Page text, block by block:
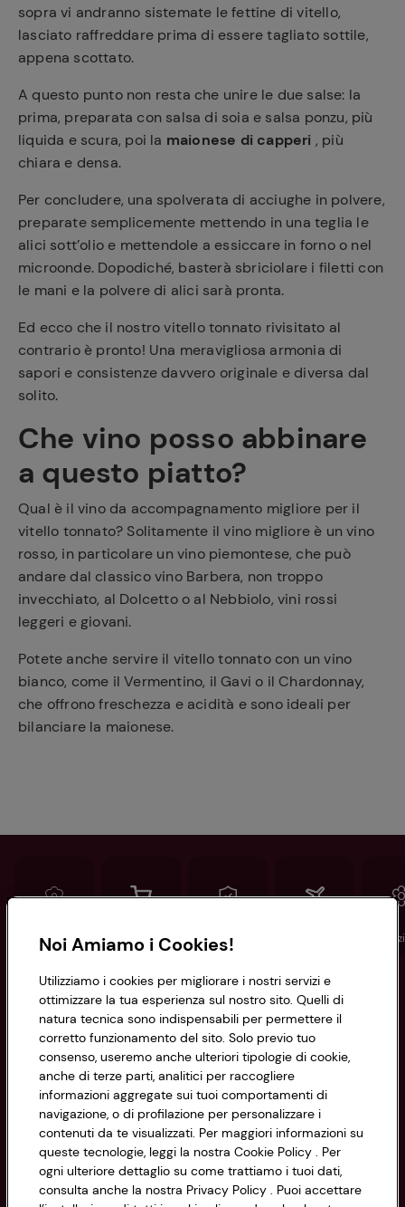
sopra vi andranno sistemate le fettine di vitello,
lasciato raffreddare prima di essere tagliato sottile,
appena scottato.
A questo punto non resta che unire le due salse: la
prima, preparata con salsa di soia e salsa ponzu, più
liquida e scura, poi la maionese di capperi , più
chiara e densa.
Per concludere, una spolverata di acciughe in polvere,
preparate semplicemente mettendo in una teglia le
alici sott’olio e mettendole a essiccare in forno o nel
microonde. Dopodiché, basterà sbriciolare i filetti con
le mani e la polvere di alici sarà pronta.
Ed ecco che il nostro vitello tonnato rivisitato al
contrario è pronto! Una meravigliosa armonia di
sapori e consistenze davvero originale e diversa dal
solito.
Che vino posso abbinare
a questo piatto?
Qual è il vino da accompagnamento migliore per il
vitello tonnato? Solitamente il vino migliore è un vino
rosso, in particolare un vino piemontese, che può
andare dal classico vino Barbera, non troppo
invecchiato, al Dolcetto o al Nebbiolo, vini rossi
leggeri e giovani.
Potete anche servire il vitello tonnato con un vino
bianco, come il Vermentino, il Gavi o il Chardonnay,
che offrono freschezza e acidità e sono ideali per
bilanciare la maionese.
Conad Spesa online Assicurazioni
Informazioni
Privacy Policy
Cookie Policy
Impostazioni Cookie
Accessibilità
CONAD SOCIETÀ COOPERATIVA
Via Michelino, 59 | 40127 BOLOGNA
Codice Fiscale e Registro Imprese
di Bologna 00865960157
PARTITA IVA 03320960374
Noi Amiamo i Cookies!
Utilizziamo i cookies per migliorare i nostri servizi e
ottimizzare la tua esperienza sul nostro sito. Quelli di
natura tecnica sono indispensabili per permettere il
corretto funzionamento del sito. Solo previo tuo
consenso, useremo anche ulteriori tipologie di cookie,
anche di terze parti, analitici per raccogliere
informazioni aggregate sui tuoi comportamenti di
navigazione, o di profilazione per personalizzare i
contenuti da te visualizzati. Per maggiori informazioni su
queste tecnologie, leggi la nostra Cookie Policy . Per
ogni ulteriore dettaglio su come trattiamo i tuoi dati,
consulta anche la nostra Privacy Policy . Puoi accettare